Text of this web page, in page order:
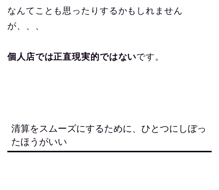
なんてことも思ったりするかもしれません
が、、、
個人店では正直現実的ではないです。
清算をスムーズにするために、ひとつにしぼっ
たほうがいい